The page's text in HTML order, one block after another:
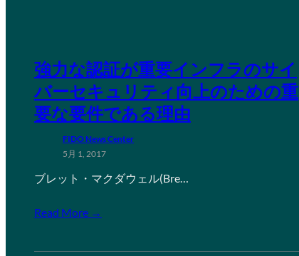
強力な認証が重要インフラのサイ
バーセキュリティ向上のための重
要な要件である理由
FIDO News Center
5月 1, 2017
ブレット・マクダウェル(Bre…
Read More →